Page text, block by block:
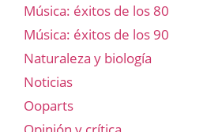
Música: éxitos de los 80
Música: éxitos de los 90
Naturaleza y biología
Noticias
Ooparts